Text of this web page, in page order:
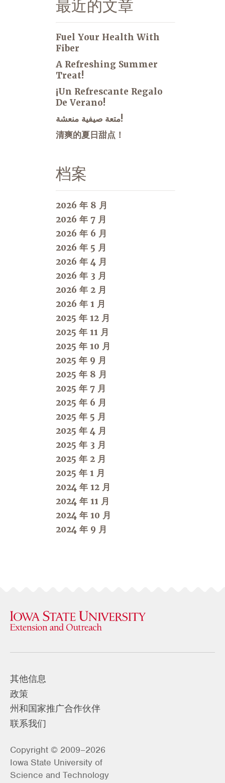
最近的文章
Fuel Your Health With
Fiber
A Refreshing Summer
Treat!
¡Un Refrescante Regalo
De Verano!
متعة صيفية منعشة!
清爽的夏日甜点！
档案
2026 年 8 月
2026 年 7 月
2026 年 6 月
2026 年 5 月
2026 年 4 月
2026 年 3 月
2026 年 2 月
2026 年 1 月
2025 年 12 月
2025 年 11 月
2025 年 10 月
2025 年 9 月
2025 年 8 月
2025 年 7 月
2025 年 6 月
2025 年 5 月
2025 年 4 月
2025 年 3 月
2025 年 2 月
2025 年 1 月
2024 年 12 月
2024 年 11 月
2024 年 10 月
2024 年 9 月
其他信息
政策
州和国家推广合作伙伴
联系我们
Copyright © 2009–2026
Iowa State University of
Science and Technology